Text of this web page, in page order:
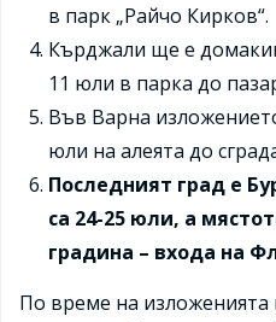
в парк „Райчо Кирков“.
Кърджали ще е
11 юли в парка до
Във Варна
юли на алеята до
Последният град е
са 24-25 юли, а
градина – входа на
По време на изложенията